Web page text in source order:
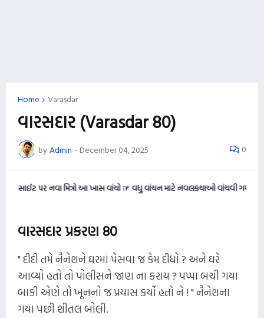
Home Varasdar
વારસદાર (Varasdar 80)
byAdmin - December 04, 2025 0
નવા મિત્રો આ ખાસ વાંચો ☞ વધુ વાંચન માટે નવલકથાઓ વાંચવી ગમતી હોય તો આ
વારસદાર પ્રકરણ 80
" દીદી તમે નૈનેશને ઘરમાં પેસવા જ કેમ દીધો ? અને ઘરે
આવ્યો હતો તો પોલીસને જાણ ના કરાય ? પપ્પા બચી ગયા
બાકી એણે તો ખૂનનો જ પ્રયાસ કર્યો હતો ને ! " નૈનેશના
ગયા પછી શીતલ બોલી.